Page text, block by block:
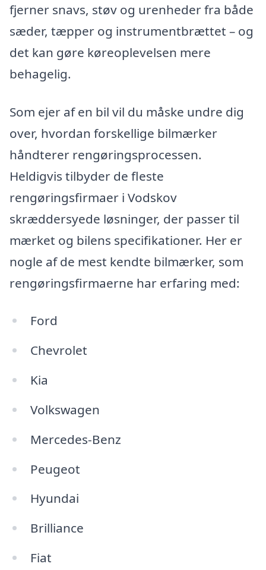
fjerner snavs, støv og urenheder fra både
sæder, tæpper og instrumentbrættet – og
det kan gøre køreoplevelsen mere
behagelig.
Som ejer af en bil vil du måske undre dig
over, hvordan forskellige bilmærker
håndterer rengøringsprocessen.
Heldigvis tilbyder de fleste
rengøringsfirmaer i Vodskov
skræddersyede løsninger, der passer til
mærket og bilens specifikationer. Her er
nogle af de mest kendte bilmærker, som
rengøringsfirmaerne har erfaring med:
Ford
Chevrolet
Kia
Volkswagen
Mercedes-Benz
Peugeot
Hyundai
Brilliance
Fiat